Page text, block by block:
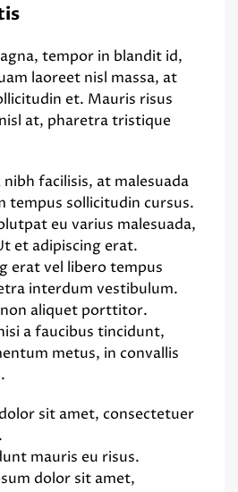
tempor in blandit id,
laoreet nisl massa, at
et. Mauris risus
at, pharetra tristique
facilisis, at malesuada
tempus sollicitudin cursus.
eu varius malesuada,
et adipiscing erat.
erat vel libero tempus
interdum vestibulum.
aliquet porttitor.
a faucibus tincidunt,
metus, in convallis
sit amet, consectetuer
mauris eu risus.
dolor sit amet,